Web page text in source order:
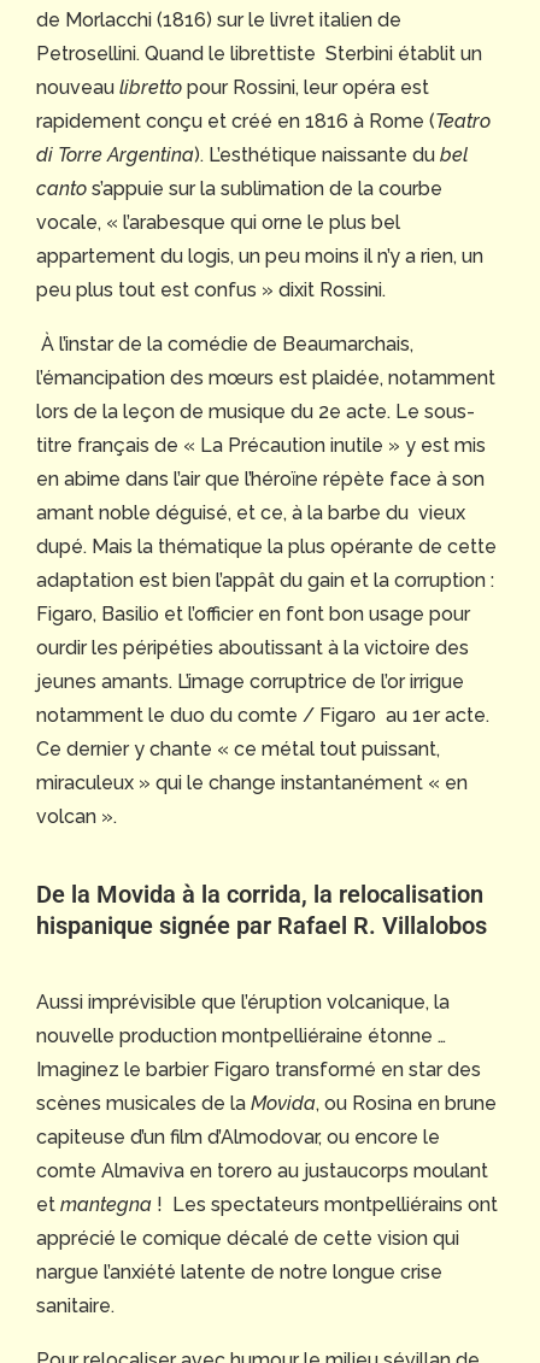
de Morlacchi (1816) sur le livret italien de
Petrosellini. Quand le librettiste Sterbini établit un
nouveau libretto pour Rossini, leur opéra est
rapidement conçu et créé en 1816 à Rome (Teatro
di Torre Argentina). L’esthétique naissante du bel
canto s’appuie sur la sublimation de la courbe
vocale, « l’arabesque qui orne le plus bel
appartement du logis, un peu moins il n’y a rien, un
peu plus tout est confus » dixit Rossini.
À l’instar de la comédie de Beaumarchais,
l’émancipation des mœurs est plaidée, notamment
lors de la leçon de musique du 2e acte. Le sous-
titre français de « La Précaution inutile » y est mis
en abime dans l’air que l’héroïne répète face à son
amant noble déguisé, et ce, à la barbe du vieux
dupé. Mais la thématique la plus opérante de cette
adaptation est bien l’appât du gain et la corruption :
Figaro, Basilio et l’officier en font bon usage pour
ourdir les péripéties aboutissant à la victoire des
jeunes amants. L’image corruptrice de l’or irrigue
notamment le duo du comte / Figaro au 1er acte.
Ce dernier y chante « ce métal tout puissant,
miraculeux » qui le change instantanément « en
volcan ».
De la Movida à la corrida, la relocalisation
hispanique signée par Rafael R. Villalobos
Aussi imprévisible que l’éruption volcanique, la
nouvelle production montpelliéraine étonne …
Imaginez le barbier Figaro transformé en star des
scènes musicales de la Movida, ou Rosina en brune
capiteuse d’un film d’Almodovar, ou encore le
comte Almaviva en torero au justaucorps moulant
et mantegna ! Les spectateurs montpelliérains ont
apprécié le comique décalé de cette vision qui
nargue l’anxiété latente de notre longue crise
sanitaire.